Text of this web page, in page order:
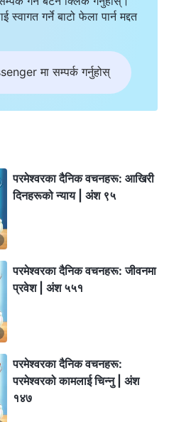
गर्ने बाटो फेला पार्न मद्दत
मा सम्पर्क गर्नुहोस्
परमेश्‍वरका दैनिक वचनहरू: आखिरी
दिनहरूको न्याय | अंश ९५
परमेश्‍वरका दैनिक वचनहरू: जीवनमा
प्रवेश | अंश ५५१
परमेश्‍वरका दैनिक वचनहरू:
परमेश्‍वरको कामलाई चिन्‍नु | अंश
१४७